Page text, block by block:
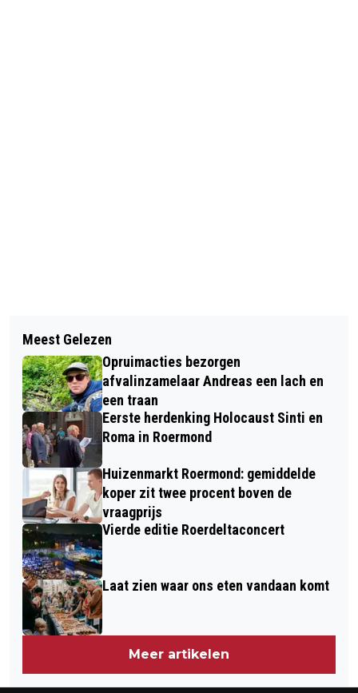
NIEUWJAARSCONCERT IN DE
ORANJERIE
THEATRAAL POPCONCERT 'MEET:
DESTINY'
Meest Gelezen
Opruimacties bezorgen
afvalinzamelaar Andreas een lach en
een traan
Eerste herdenking Holocaust Sinti en
Roma in Roermond
Huizenmarkt Roermond: gemiddelde
koper zit twee procent boven de
vraagprijs
Vierde editie Roerdeltaconcert
Laat zien waar ons eten vandaan komt
Meer artikelen